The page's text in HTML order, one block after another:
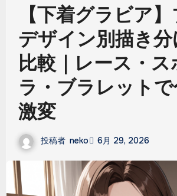
【下着グラビア
デザイン別描き
比較｜レース・
ラ・ブラレット
激変
投稿者 neko 6月 29, 2026